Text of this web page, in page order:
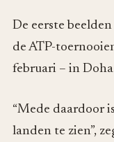
De eerste
de ATP-
februari – in
“Mede daardoor
landen te zien”,